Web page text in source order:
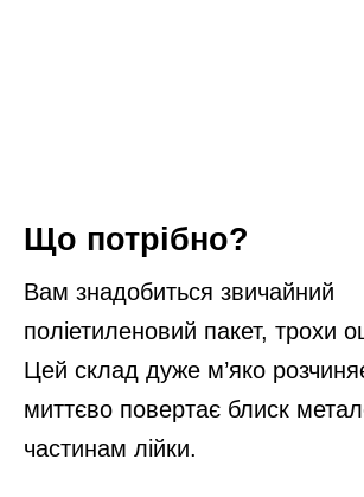
Що потрібно?
Вам знадобиться звичайний
поліетиленовий пакет, трохи
Цей склад дуже м’яко
миттєво повертає блиск
частинам лійки.